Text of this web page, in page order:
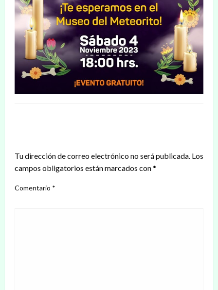
Tu dirección de correo electrónico no será publicada. Los
campos obligatorios están marcados con*
Comentario *